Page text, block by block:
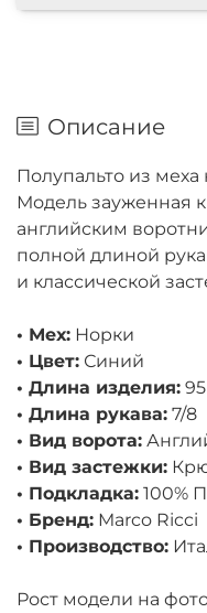
Описание
Полупальто из
Модель зауженная
английским
полной длиной
и классической
• Мех: Норки
• Цвет: Синий
• Длина изделия: 95
• Длина рукава: 7/8
• Вид ворота:
• Вид застежки:
• Подкладка: 100%
• Бренд: Marco Ricci
• Производство:
Рост модели на